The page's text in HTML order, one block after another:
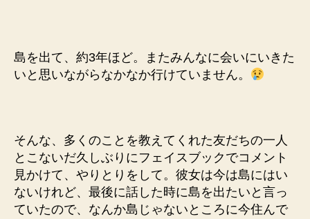
島を出て、約3年ほど。またみんなに会いにいきた
いと思いながらなかなか行けていません。
そんな、多くのことを教えてくれた友だちの一人
とこないだ久しぶりにフェイスブックでコメント
見かけて、やりとりをして。彼女は今は島にはい
ないけれど、最後に話した時に島を出たいと言っ
ていたので、なんか島じゃないところに今住んで